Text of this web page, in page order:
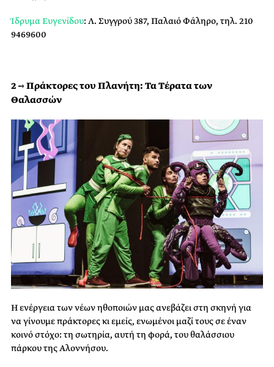
Ίδρυμα Ευγενίδου: Λ. Συγγρού 387, Παλαιό Φάληρο, τηλ. 210
9469600
2 → Πράκτορες του Πλανήτη: Τα Τέρατα των
Θαλασσών
Η ενέργεια των νέων ηθοποιών μας ανεβάζει στη σκηνή για
να γίνουμε πράκτορες κι εμείς, ενωμένοι μαζί τους σε έναν
κοινό στόχο: τη σωτηρία, αυτή τη φορά, του θαλάσσιου
πάρκου της Αλοννήσου.